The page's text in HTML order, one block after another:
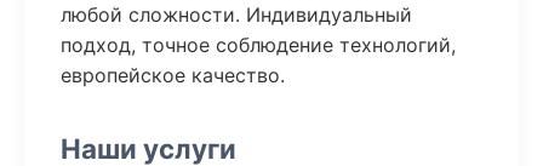
любой сложности. Индивидуальный
подход, точное соблюдение технологий,
европейское качество.
Наши услуги